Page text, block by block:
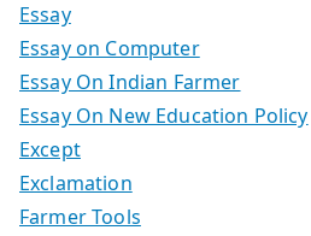
Essay
Essay on Computer
Essay On Indian Farmer
Essay On New Education Policy
Except
Exclamation
Farmer Tools